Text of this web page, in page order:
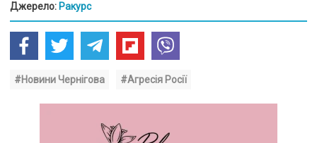
Джерело: Ракурс
#Новини Чернігова #Агресія Росії